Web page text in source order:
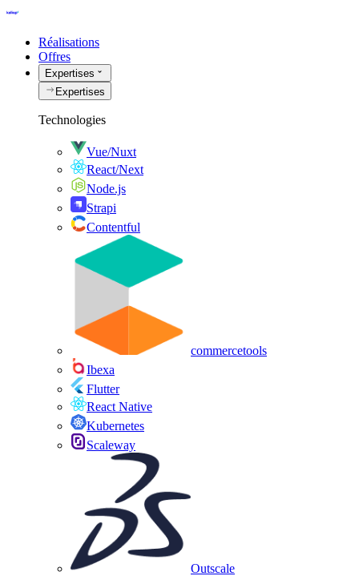
Réalisations
Offres
Expertises
Expertises
Technologies
Vue/Nuxt
React/Next
Node.js
Strapi
Contentful
commercetools
Ibexa
Flutter
React Native
Kubernetes
Scaleway
Outscale